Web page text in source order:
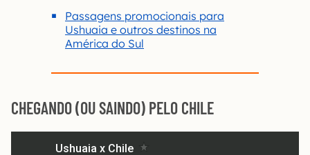
Passagens promocionais para
Ushuaia e outros destinos na
América do Sul
CHEGANDO (OU SAINDO) PELO CHILE